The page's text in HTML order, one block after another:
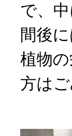
で、
間後
植物
方は